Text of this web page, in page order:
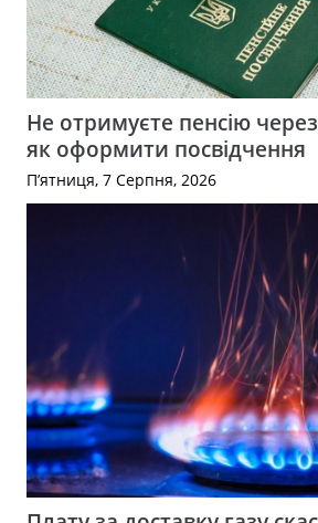
Не отримуєте пенсію
як оформити посвідчення
П’ятниця, 7 Серпня, 2026